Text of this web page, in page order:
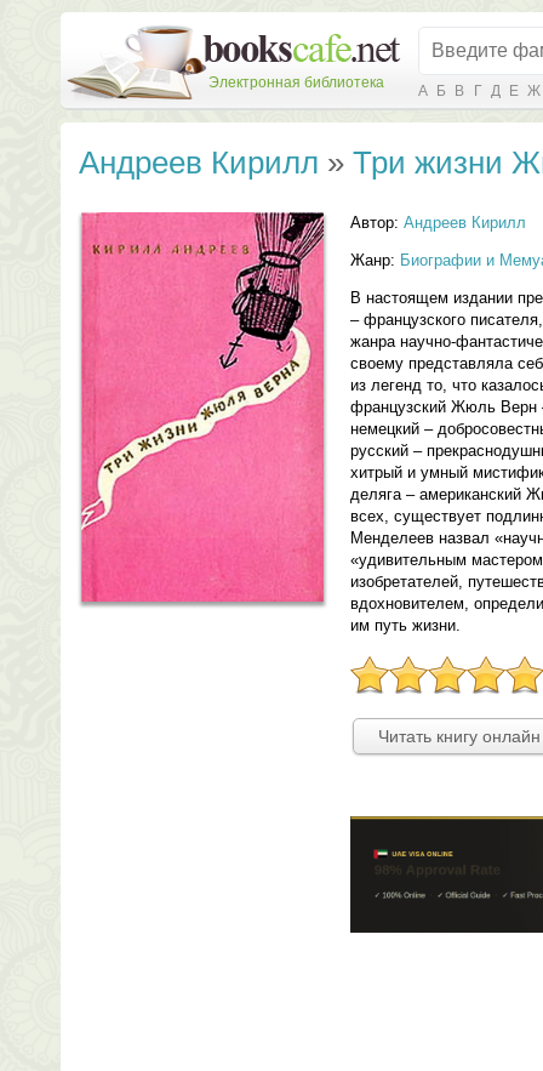
Электронная библиотека А Б В Г Д Е Ж
Андреев Кирилл » Три жизни
Автор: Андреев Кирилл
Жанр: Биографии и
В настоящем издании
– французского
жанра научно-
своему представляла
из легенд то, что
французский Жюль Верн
немецкий –
русский –
хитрый и умный
деляга – американский
всех, существует
Менделеев назвал
«удивительным
изобретателей,
вдохновителем,
им путь жизни.
Читать книгу